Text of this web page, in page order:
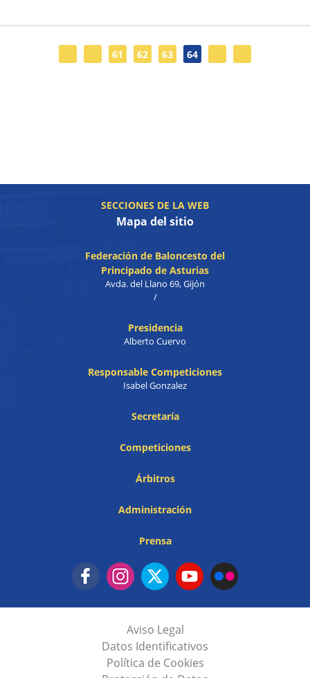
61 62 63 64
SECCIONES DE LA WEB
Mapa del sitio
Federación de Baloncesto del
Principado de Asturias
Avda. del Llano 69, Gijón
/
Presidencia
Alberto Cuervo
Responsable Competiciones
Isabel Gonzalez
Secretaría
Competiciones
Árbitros
Administración
Prensa
Aviso Legal
Datos Identificativos
Política de Cookies